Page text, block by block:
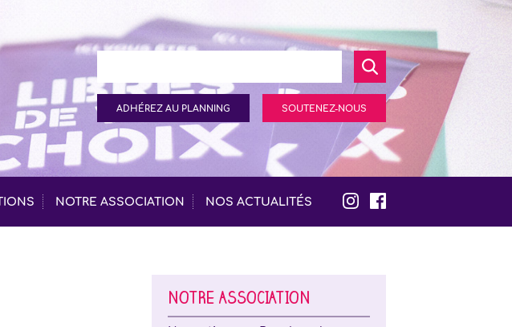
ADHÉREZ AU PLANNING SOUTENEZ-NOUS
NOTRE ASSOCIATION NOS ACTUALITÉS
NOTRE ASSOCIATION